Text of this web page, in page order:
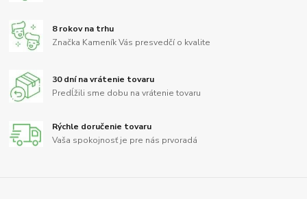
8 rokov na trhu
Značka Kameník Vás presvedčí o kvalite
30 dní na vrátenie tovaru
Predĺžili sme dobu na vrátenie tovaru
Rýchle doručenie tovaru
Vaša spokojnosť je pre nás prvoradá